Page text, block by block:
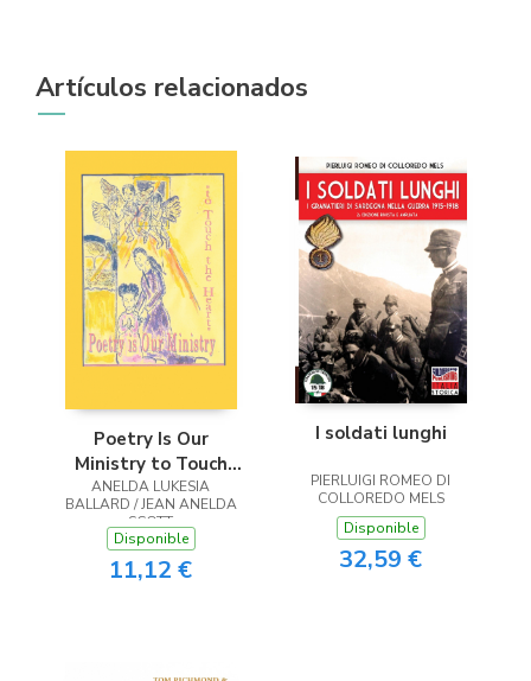
Artículos relacionados
Poetry Is Our
Ministry to Touch
the Heart
ANELDA LUKESIA
BALLARD / JEAN ANELDA
SCOTT
Disponible
11,12 €
I soldati lunghi
PIERLUIGI ROMEO DI
COLLOREDO MELS
Disponible
32,59 €